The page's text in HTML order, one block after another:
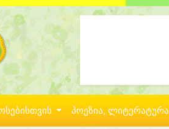
პოეზია, ლიტერატურა